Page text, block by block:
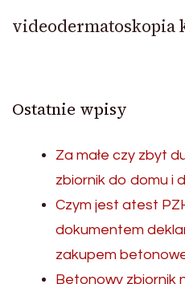
videodermatoskopia
Ostatnie wpisy
Za małe czy zbyt
zbiornik do domu i
Czym jest atest
dokumentem
zakupem
Betonowy zbiornik